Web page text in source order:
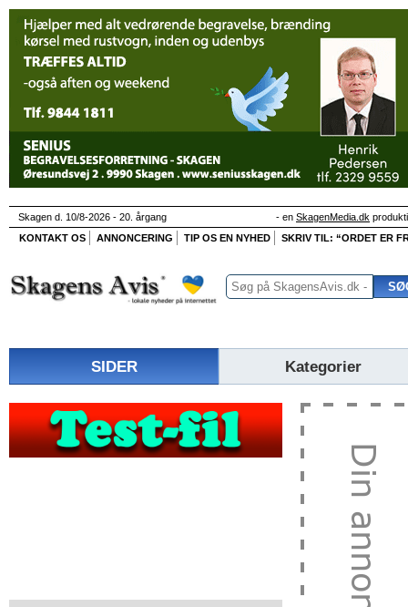
Skagen d. 10/8-2026 - 20. årgang - en SkagenMedia.dk
KONTAKT OS
ANNONCERING TIP OS EN NYHED SKRIV TIL: “ORDET ER
SIDER Kategorier